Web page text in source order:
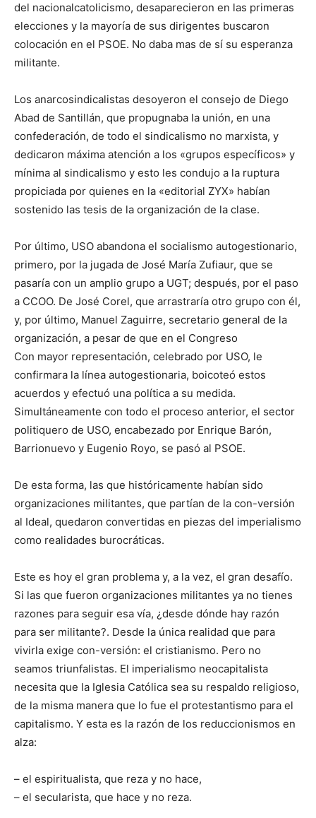
del nacionalcatolicismo, desaparecieron en las primeras
elecciones y la mayoría de sus dirigentes buscaron
colocación en el PSOE. No daba mas de sí su esperanza
militante.
Los anarcosindicalistas desoyeron el consejo de Diego
Abad de Santillán, que propugnaba la unión, en una
confederación, de todo el sindicalismo no marxista, y
dedicaron máxima atención a los «grupos específicos» y
mínima al sindicalismo y esto les condujo a la ruptura
propiciada por quienes en la «editorial ZYX» habían
sostenido las tesis de la organización de la clase.
Por último, USO abandona el socialismo autogestionario,
primero, por la jugada de José María Zufiaur, que se
pasaría con un amplio grupo a UGT; después, por el paso
a CCOO. De José Corel, que arrastraría otro grupo con él,
y, por último, Manuel Zaguirre, secretario general de la
organización, a pesar de que en el Congreso
Con mayor representación, celebrado por USO, le
confirmara la línea autogestionaria, boicoteó estos
acuerdos y efectuó una política a su medida.
Simultáneamente con todo el proceso anterior, el sector
politiquero de USO, encabezado por Enrique Barón,
Barrionuevo y Eugenio Royo, se pasó al PSOE.
De esta forma, las que históricamente habían sido
organizaciones militantes, que partían de la con-versión
al Ideal, quedaron convertidas en piezas del imperialismo
como realidades burocráticas.
Este es hoy el gran problema y, a la vez, el gran desafío.
Si las que fueron organizaciones militantes ya no tienes
razones para seguir esa vía, ¿desde dónde hay razón
para ser militante?. Desde la única realidad que para
vivirla exige con-versión: el cristianismo. Pero no
seamos triunfalistas. El imperialismo neocapitalista
necesita que la Iglesia Católica sea su respaldo religioso,
de la misma manera que lo fue el protestantismo para el
capitalismo. Y esta es la razón de los reduccionismos en
alza:
– el espiritualista, que reza y no hace,
– el secularista, que hace y no reza.